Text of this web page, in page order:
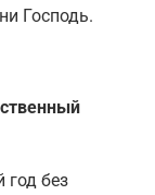
Господь.
без